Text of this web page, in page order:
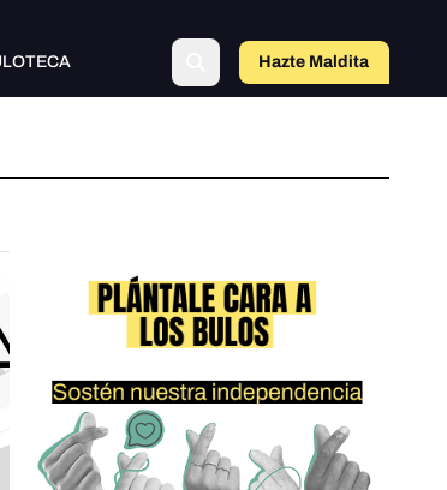
Hazte Maldito
a